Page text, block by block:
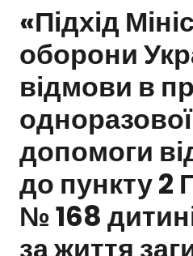
Контакти
Про мобілізацію
Новини
Залишити
«Підхід
оборони
відмови в
допомоги
до пункту 2
№ 168